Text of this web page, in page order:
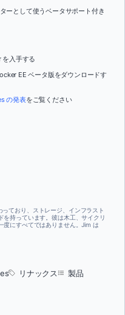
ーとして使うベータサポート付き
入手する
EE ベータ版をダウンロードす
の発表をご覧ください
ており、ストレージ、インフラスト
を持っています。彼は木工、サイクリ
度にすべてではありません。Jim は
リナックス 製品